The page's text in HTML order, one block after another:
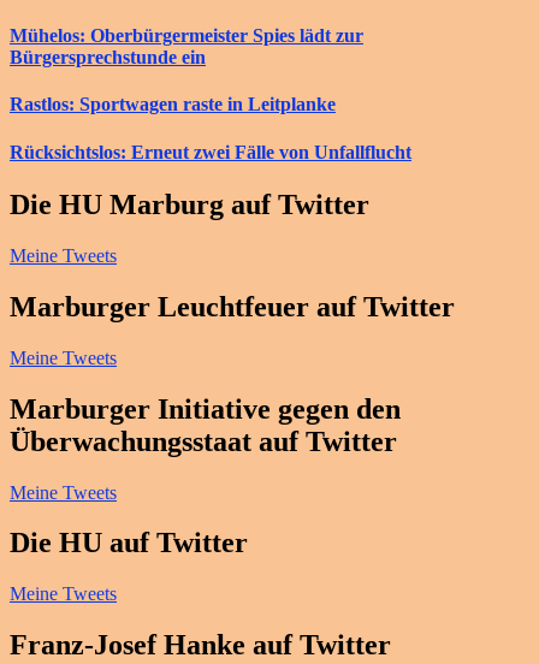
Mühelos: Oberbürgermeister Spies lädt zur
Bürgersprechstunde ein
Rastlos: Sportwagen raste in Leitplanke
Rücksichtslos: Erneut zwei Fälle von Unfallflucht
Die HU Marburg auf Twitter
Meine Tweets
Marburger Leuchtfeuer auf Twitter
Meine Tweets
Marburger Initiative gegen den
Überwachungsstaat auf Twitter
Meine Tweets
Die HU auf Twitter
Meine Tweets
Franz-Josef Hanke auf Twitter